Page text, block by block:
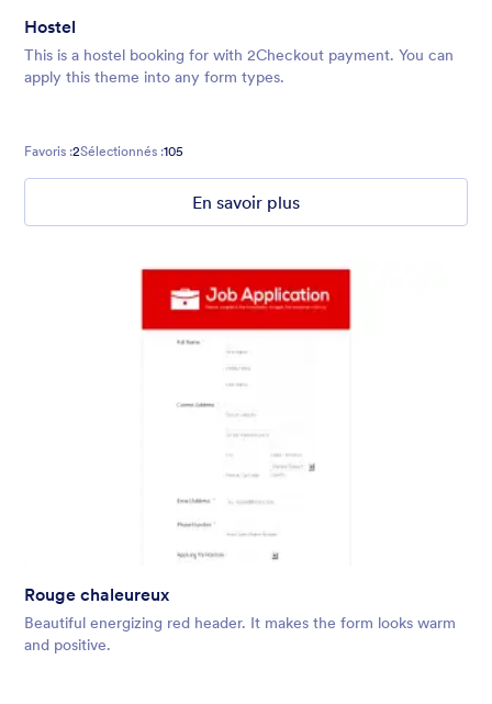
Hostel
This is a hostel booking for with 2Checkout payment. You can
apply this theme into any form types.
Favoris :2Sélectionnés :105
En savoir plus
Rouge chaleureux
Beautiful energizing red header. It makes the form looks warm
and positive.